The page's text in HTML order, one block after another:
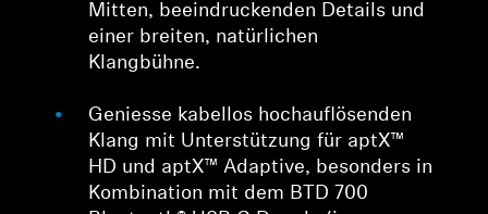
Mitten, beeindruckenden Details und
einer breiten, natürlichen
Klangbühne.
Geniesse kabellos hochauflösenden
Klang mit Unterstützung für aptX™
HD und aptX™ Adaptive, besonders in
Kombination mit dem BTD 700